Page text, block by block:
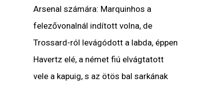
Arsenal számára: Marquinhos a
felezővonalnál indított volna, de
Trossard-ról levágódott a labda, éppen
Havertz elé, a német fiú elvágtatott
vele a kapuig, s az ötös bal sarkának